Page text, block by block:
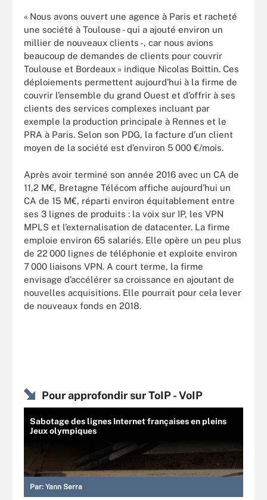
« Nous avons ouvert une agence à Paris et racheté
une société à Toulouse - qui a ajouté environ un
millier de nouveaux clients -, car nous avions
beaucoup de demandes de clients pour couvrir
Toulouse et Bordeaux » indique Nicolas Boittin. Ces
déploiements permettent aujourd’hui à la firme de
couvrir l’ensemble du grand Ouest et d’offrir à ses
clients des services complexes incluant par
exemple la production principale à Rennes et le
PRA à Paris. Selon son PDG, la facture d’un client
moyen de la société est d’environ 5 000 €/mois.
Après avoir terminé son année 2016 avec un CA de
11,2 M€, Bretagne Télécom affiche aujourd’hui un
CA de 15 M€, réparti environ équitablement entre
ses 3 lignes de produits : la voix sur IP, les VPN
MPLS et l’externalisation de datacenter. La firme
emploie environ 65 salariés. Elle opère un peu plus
de 22 000 lignes de téléphonie et exploite environ
7 000 liaisons VPN. A court terme, la firme
envisage d’accélérer sa croissance en ajoutant de
nouvelles acquisitions. Elle pourrait pour cela lever
de nouveaux fonds en 2018.
Pour approfondir sur ToIP - VoIP
Sabotage des lignes Internet françaises en pleins
Jeux olympiques
Par: Yann Serra